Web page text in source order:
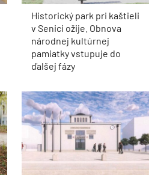
Historický park pri kaštieli
v Senici ožije. Obnova
národnej kultúrnej
pamiatky vstupuje do
ďalšej fázy